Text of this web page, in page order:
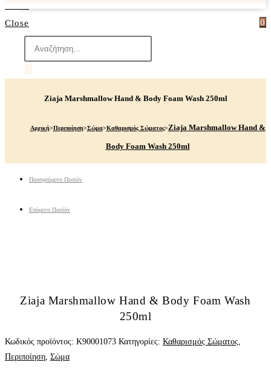
0
Close
search
Ziaja Marshmallow Hand & Body Foam Wash 250ml
Αρχική>Περιποίηση>Σώμα>Καθαρισμός Σώματος>Ziaja Marshmallow Hand &
Body Foam Wash 250ml
Προηγούμενο Προϊόν
Επόμενο Προϊόν
Ziaja Marshmallow Hand & Body Foam Wash
250ml
Κωδικός προϊόντος: K90001073 Κατηγορίες: Καθαρισμός Σώματος
Περιποίηση Σώμα